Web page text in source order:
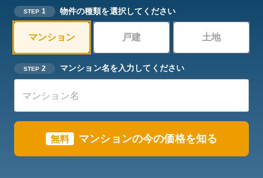
STEP 1 物件の種類を選択してください
マンション 戸建 土地
STEP 2 マンション名を入力してください
無料 マンションの今の価格を知る